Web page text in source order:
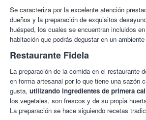
Se caracteriza por la excelente atención
dueños y la preparación de exquisitos
huésped, los cuales se encuentran incluidos
habitación que podrás degustar en un
Restaurante Fidela
La preparación de la comida en el restaurante
en forma artesanal por lo que tiene una sazón
gusta, utilizando ingredientes de primera
los vegetales, son frescos y de su propia
La preparación se hace siguiendo recetas